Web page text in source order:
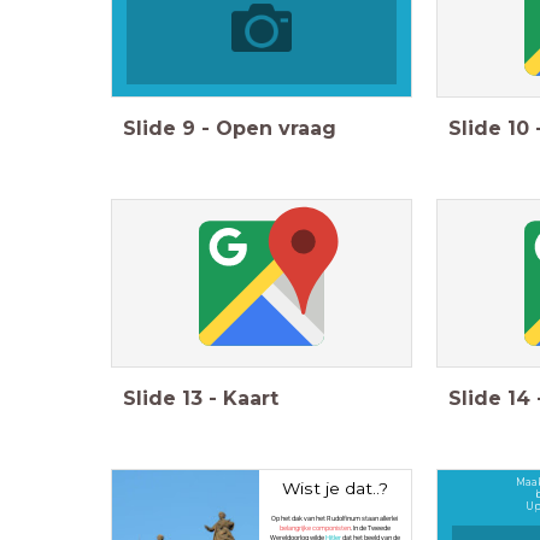
Slide 9 - Open vraag Slide 10
Slide 13 - Kaart Slide 14
Wist je dat..?
Op het dak van het Rudolfinum staan allerlei
belangrijke componisten. In de Tweede
Wereldoorlog wildeHitlerdat het beeld van de